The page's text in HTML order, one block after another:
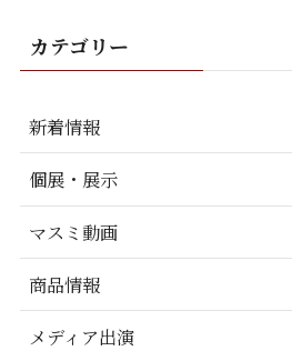
カテゴリー
新着情報
個展・展示
マスミ動画
商品情報
メディア出演